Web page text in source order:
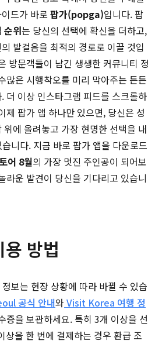
드가 바로 팝가(popga)입니다. 팝
순위는 당신의 선택에 확신을 더하고,
발걸음을 최적의 경로로 이끌 것입
방문객들이 남긴 생생한 커뮤니티 정
많은 시행착오를 미리 막아주는 든든
더 이상 인스타그램 피드를 스크롤하
제 팝가 앱 하나만 있으면, 당신은 성
에 올려놓고 가장 현명한 선택을 내
니다. 지금 바로 팝가 앱을 다운로드
어 8월의 가장 멋진 주인공이 되어보
라운 발견이 당신을 기다리고 있습니
방법
보는 현장 상황에 따라 바뀔 수 있습
공식 안내와 Visit Korea 여행 정
증을 보관하세요. 특히 3개 이상을 선
상을 한 번에 결제하는 경우 환급 조